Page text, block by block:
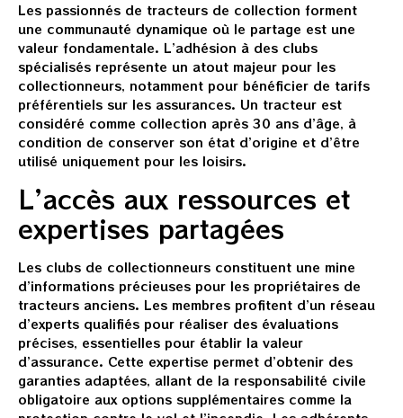
Les passionnés de tracteurs de collection forment
une communauté dynamique où le partage est une
valeur fondamentale. L’adhésion à des clubs
spécialisés représente un atout majeur pour les
collectionneurs, notamment pour bénéficier de tarifs
préférentiels sur les assurances. Un tracteur est
considéré comme collection après 30 ans d’âge, à
condition de conserver son état d’origine et d’être
utilisé uniquement pour les loisirs.
L’accès aux ressources et
expertises partagées
Les clubs de collectionneurs constituent une mine
d’informations précieuses pour les propriétaires de
tracteurs anciens. Les membres profitent d’un réseau
d’experts qualifiés pour réaliser des évaluations
précises, essentielles pour établir la valeur
d’assurance. Cette expertise permet d’obtenir des
garanties adaptées, allant de la responsabilité civile
obligatoire aux options supplémentaires comme la